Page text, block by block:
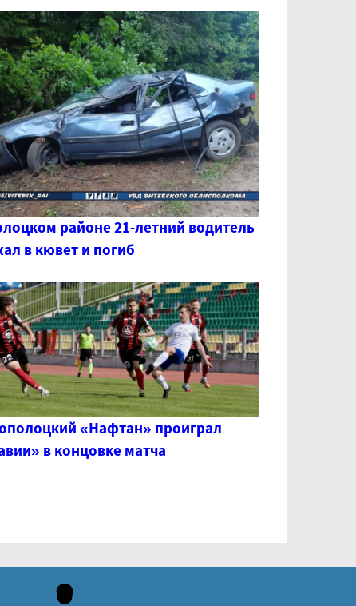
районе 21-летний водитель
в кювет и погиб
«Нафтан» проиграл
в концовке матча